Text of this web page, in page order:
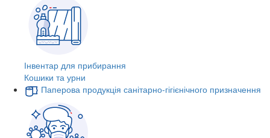
Інвентар для прибирання
Кошики та урни
Паперова продукція санітарно-гігієнічного призначення